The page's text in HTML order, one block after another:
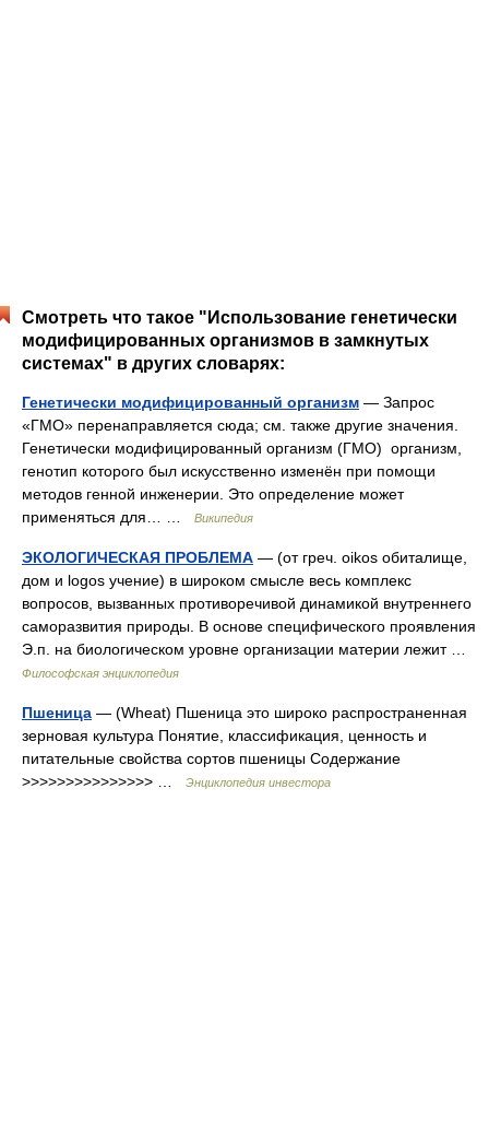
Смотреть что такое "Использование генетически
модифицированных организмов в замкнутых
системах" в других словарях:
Генетически модифицированный организм — Запрос
«ГМО» перенаправляется сюда; см. также другие значения.
Генетически модифицированный организм (ГМО) организм,
генотип которого был искусственно изменён при помощи
методов генной инженерии. Это определение может
применяться для… …
Википедия
ЭКОЛОГИЧЕСКАЯ ПРОБЛЕМА — (от греч. oikos обиталище,
дом и logos учение) в широком смысле весь комплекс
вопросов, вызванных противоречивой динамикой внутреннего
саморазвития природы. В основе специфического проявления
Э.п. на биологическом уровне организации материи лежит …
Философская энциклопедия
Пшеница — (Wheat) Пшеница это широко распространенная
зерновая культура Понятие, классификация, ценность и
питательные свойства сортов пшеницы Содержание
>>>>>>>>>>>>>>> …
Энциклопедия инвестора